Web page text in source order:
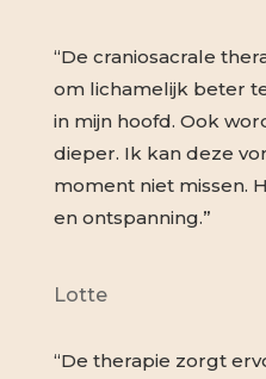
“De craniosacrale
om lichamelijk beter
in mijn hoofd. Ook
dieper. Ik kan deze
moment niet missen.
en ontspanning.”
Lotte
“De therapie zorgt